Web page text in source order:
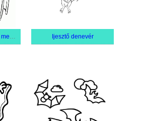
Nyomtatható denevér mentes Ijesztő denevér